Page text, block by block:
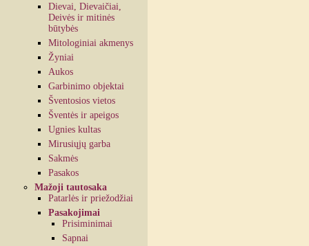
Dievai, Dievaičiai,
Deivės ir mitinės
būtybės
Mitologiniai akmenys
Žyniai
Aukos
Garbinimo objektai
Šventosios vietos
Šventės ir apeigos
Ugnies kultas
Mirusiųjų garba
Sakmės
Pasakos
Mažoji tautosaka
Patarlės ir priežodžiai
Pasakojimai
Prisiminimai
Sapnai